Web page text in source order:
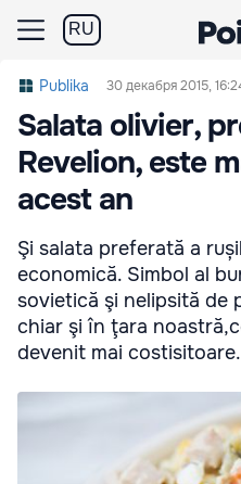
RU
Publika 30 декабря 2015,
Salata olivier,
Revelion, este
acest an
Şi salata preferată a
economică. Simbol al
sovietică şi nelipsită de
chiar şi în ţara
devenit mai costisitoare.